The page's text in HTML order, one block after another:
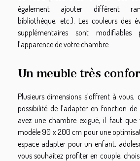
également ajouter différent
bibliothèque, etc.). Les couleurs des
supplémentaires sont modifiables
l’apparence de votre chambre.
Un meuble très
Plusieurs dimensions s’offrent à vous,
possibilité de l’adapter en fonction de
avez une chambre exiguë, il faut
modèle 90 x 200 cm pour une
espace adapter pour un enfant,
vous souhaitez profiter en couple,